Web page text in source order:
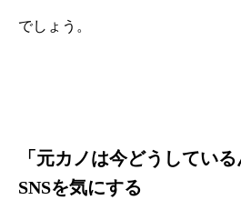
でしょう。
「元カノは今どうしてい
SNSを気にする